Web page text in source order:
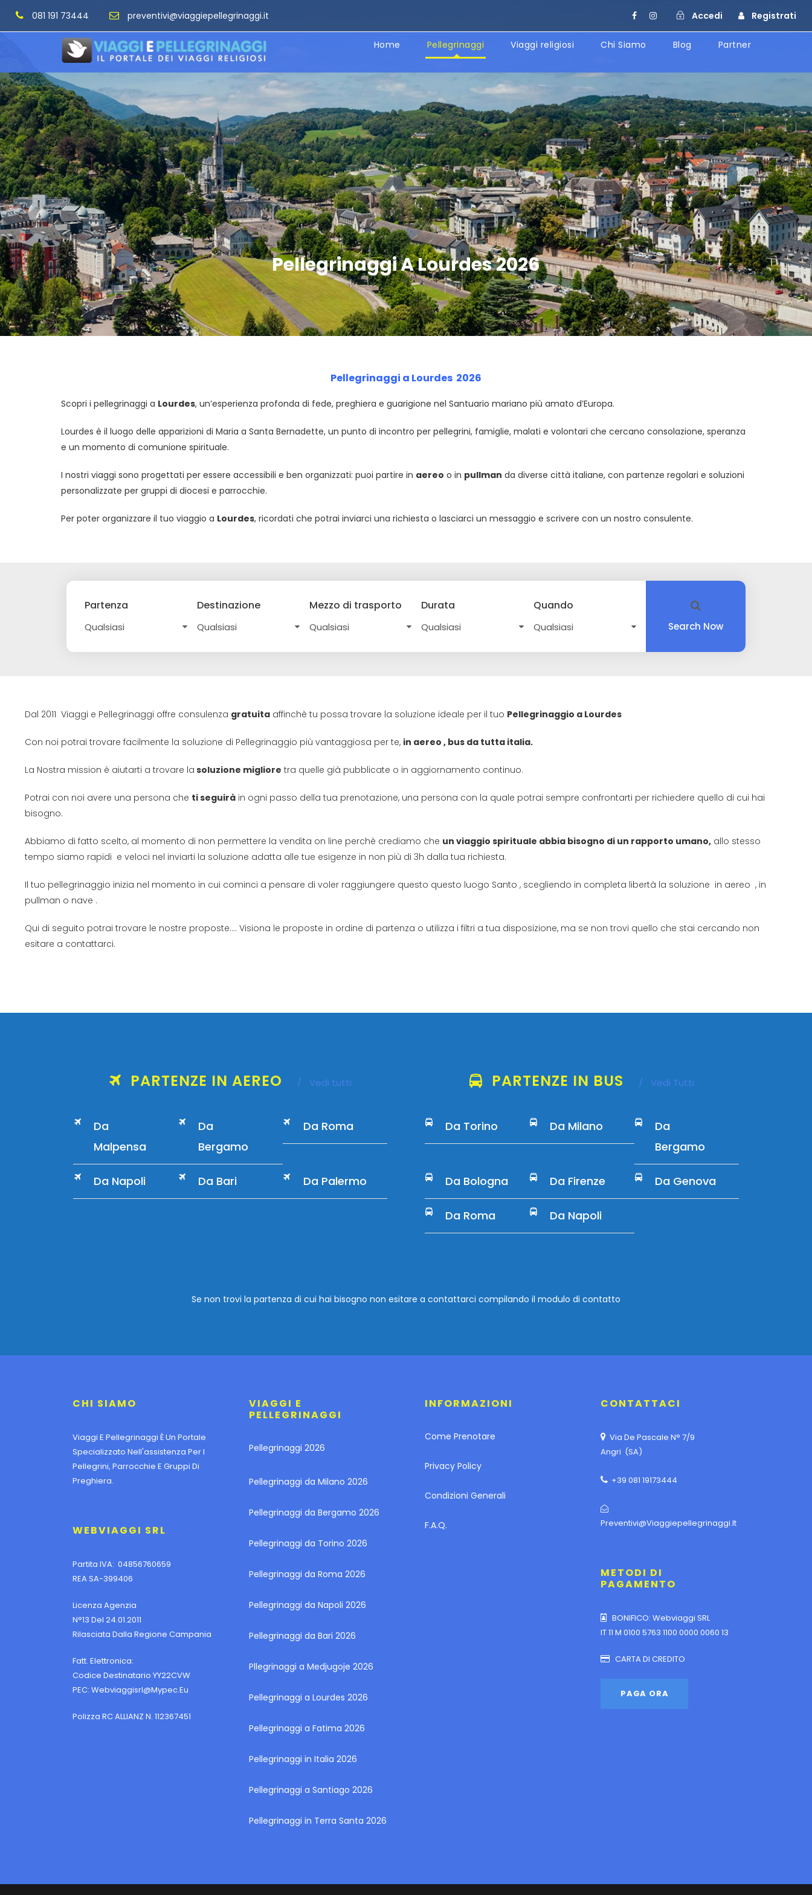
081 191 73444 preventivi@viaggiepellegrinaggi.it Accedi Registrati
Home Pellegrinaggi Viaggi religiosi Chi Siamo Blog Partner
Pellegrinaggi A Lourdes 2026
Pellegrinaggi a Lourdes 2026
Scopri i pellegrinaggi a Lourdes, un’esperienza profonda di fede, preghiera e guarigione nel Santuario mariano più amato d’Europa.
Lourdes è il luogo delle apparizioni di Maria a Santa Bernadette, un punto di incontro per pellegrini, famiglie, malati e volontari che cercano consolazione, speranza
e un momento di comunione spirituale.
I nostri viaggi sono progettati per essere accessibili e ben organizzati: puoi partire in aereo o in pullman da diverse città italiane, con partenze regolari e soluzioni
personalizzate per gruppi di diocesi e parrocchie.
Per poter organizzare il tuo viaggio a Lourdes, ricordati che potrai inviarci una richiesta o lasciarci un messaggio e scrivere con un nostro consulente.
Partenza Destinazione Mezzo di trasporto Durata Quando
Search Now
Dal 2011 Viaggi e Pellegrinaggi offre consulenza gratuita affinchè tu possa trovare la soluzione ideale per il tuo Pellegrinaggio a Lourdes
Con noi potrai trovare facilmente la soluzione di Pellegrinaggio più vantaggiosa per te, in aereo , bus da tutta italia.
La Nostra mission è aiutarti a trovare la soluzione migliore tra quelle già pubblicate o in aggiornamento continuo.
Potrai con noi avere una persona che ti seguirà in ogni passo della tua prenotazione, una persona con la quale potrai sempre confrontarti per richiedere quello di cui hai
bisogno.
Abbiamo di fatto scelto, al momento di non permettere la vendita on line perchè crediamo che un viaggio spirituale abbia bisogno di un rapporto umano, allo stesso
tempo siamo rapidi e veloci nel inviarti la soluzione adatta alle tue esigenze in non più di 3h dalla tua richiesta.
Il tuo pellegrinaggio inizia nel momento in cui cominci a pensare di voler raggiungere questo questo luogo Santo , scegliendo in completa libertà la soluzione in aereo , in
pullman o nave .
Qui di seguito potrai trovare le nostre proposte…. Visiona le proposte in ordine di partenza o utilizza i filtri a tua disposizione, ma se non trovi quello che stai cercando non
esitare a contattarci.
PARTENZE IN AEREO / Vedi tutti
Da
Malpensa
Da
Bergamo
Da Roma
Da Napoli Da Bari Da Palermo
PARTENZE IN BUS / Vedi Tutti
Da Torino Da Milano
Da
Bergamo
Da Bologna Da Firenze Da Genova
Da Roma Da Napoli
Se non trovi la partenza di cui hai bisogno non esitare a contattarci compilando il modulo di contatto
CHI SIAMO
Viaggi E Pellegrinaggi È Un Portale
Specializzato Nell'assistenza Per I
Pellegrini, Parrocchie E Gruppi Di
Preghiera.
WEBVIAGGI SRL
Partita IVA: 04856760659
REA SA-399406
Licenza Agenzia
N°13 Del 24.01.2011
Rilasciata Dalla Regione Campania
Fatt. Elettronica:
Codice Destinatario YY22CVW
PEC: Webviaggisrl@mypec.eu
Polizza RC ALLIANZ N. 112367451
VIAGGI E
PELLEGRINAGGI
Pellegrinaggi 2026
Pellegrinaggi da Milano 2026
Pellegrinaggi da Bergamo 2026
Pellegrinaggi da Torino 2026
Pellegrinaggi da Roma 2026
Pellegrinaggi da Napoli 2026
Pellegrinaggi da Bari 2026
Pllegrinaggi a Medjugoje 2026
Pellegrinaggi a Lourdes 2026
Pellegrinaggi a Fatima 2026
Pellegrinaggi in Italia 2026
Pellegrinaggi a Santiago 2026
Pellegrinaggi in Terra Santa 2026
INFORMAZIONI
Come Prenotare
Privacy Policy
Condizioni Generali
F.A.Q.
CONTATTACI
Via De Pascale N° 7/9
Angri (SA)
+39 081 19173444
Preventivi@viaggiepellegrinaggi.it
METODI DI
PAGAMENTO
BONIFICO: Webviaggi SRL
IT 11 M 0100 5763 1100 0000 0060 13
CARTA DI CREDITO